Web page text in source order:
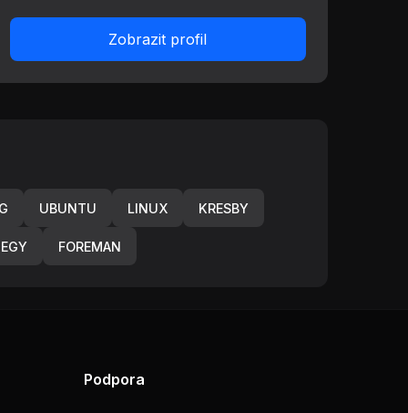
Zobrazit profil
UBUNTU LINUX KRESBY
FOREMAN
Podpora